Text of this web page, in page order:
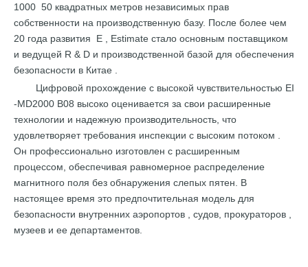
1000 50 квадратных метров независимых прав
собственности на производственную базу. После более чем
20 года развития E , Estimate стало основным поставщиком
и ведущей R & D и производственной базой для обеспечения
безопасности в Китае
Цифровой прохождение с высокой чувствительностью EI
-MD2000 B08 высоко оценивается за свои расширенные
технологии и надежную производительность, что
удовлетворяет требования инспекции с высоким потоком
Он профессионально изготовлен с расширенным
процессом, обеспечивая равномерное распределение
магнитного поля без обнаружения слепых пятен. В
настоящее время это предпочтительная модель для
безопасности внутренних аэропортов судов, прокураторов
музеев и ее департаментов.